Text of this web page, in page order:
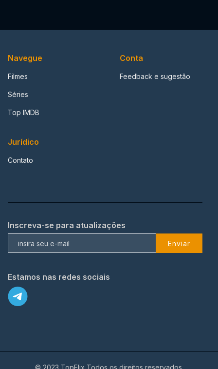
Navegue
Filmes
Séries
Top IMDB
Conta
Feedback e sugestão
Jurídico
Contato
Inscreva-se para atualizações
Enviar
Estamos nas redes sociais